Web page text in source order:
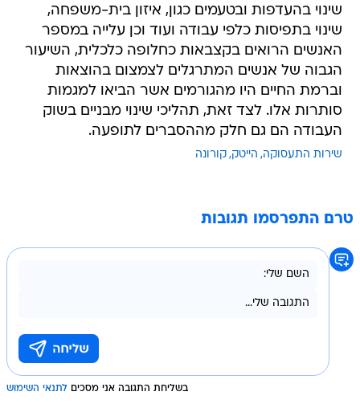
שינוי בהעדפות ובטעמים כגון, איזון בית-משפחה,
שינוי בתפיסות כלפי עבודה ועוד וכן עלייה במספר
האנשים הרואים בקצבאות כחלופה כלכלית, השיעור
הגבוה של אנשים המתרגלים לצמצום בהוצאות
וברמת החיים היו מהגורמים אשר הביאו למגמות
סותרות אלו. לצד זאת, תהליכי שינוי מבניים בשוק
העבודה הם גם חלק מההסברים לתופעה.
שירות התעסוקה הייטק קורונה
טרם התפרסמו תגובות
בשליחת התגובה אני מסכים לתנאי השימוש